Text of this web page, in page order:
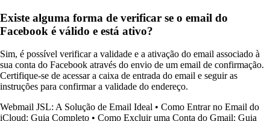
Existe alguma forma de verificar se o email do
Facebook é válido e está ativo?
Sim, é possível verificar a validade e a ativação do email associado à
sua conta do Facebook através do envio de um email de confirmação.
Certifique-se de acessar a caixa de entrada do email e seguir as
instruções para confirmar a validade do endereço.
Webmail JSL: A Solução de Email Ideal • Como Entrar no Email do
iCloud: Guia Completo • Como Excluir uma Conta do Gmail: Guia